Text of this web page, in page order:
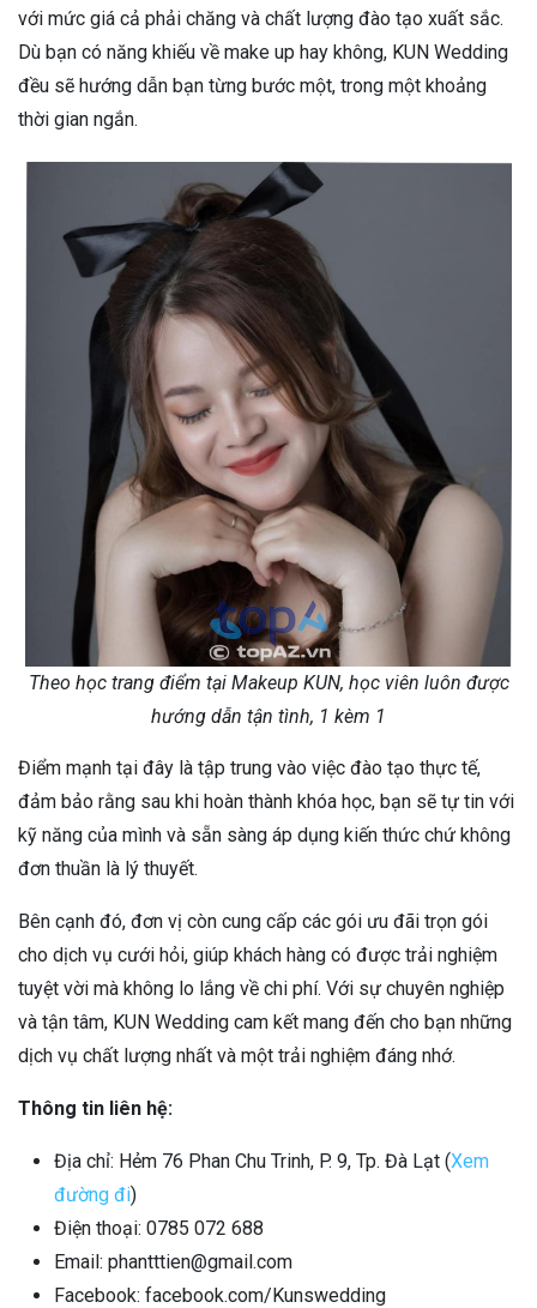
với mức giá cả phải chăng và chất lượng đào tạo xuất sắc.
Dù bạn có năng khiếu về make up hay không, KUN Wedding
đều sẽ hướng dẫn bạn từng bước một, trong một khoảng
thời gian ngắn.
Theo học trang điểm tại Makeup KUN, học viên luôn được
hướng dẫn tận tình, 1 kèm 1
Điểm mạnh tại đây là tập trung vào việc đào tạo thực tế,
đảm bảo rằng sau khi hoàn thành khóa học, bạn sẽ tự tin với
kỹ năng của mình và sẵn sàng áp dụng kiến thức chứ không
đơn thuần là lý thuyết.
Bên cạnh đó, đơn vị còn cung cấp các gói ưu đãi trọn gói
cho dịch vụ cưới hỏi, giúp khách hàng có được trải nghiệm
tuyệt vời mà không lo lắng về chi phí. Với sự chuyên nghiệp
và tận tâm, KUN Wedding cam kết mang đến cho bạn những
dịch vụ chất lượng nhất và một trải nghiệm đáng nhớ.
Thông tin liên hệ:
Địa chỉ: Hẻm 76 Phan Chu Trinh, P. 9, Tp. Đà Lạt (Xem
đường đi)
Điện thoại: 0785 072 688
Email: phantttien@gmail.com
Facebook: facebook.com/Kunswedding